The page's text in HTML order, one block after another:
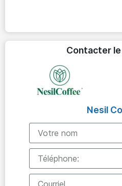
Contacter
Nesil